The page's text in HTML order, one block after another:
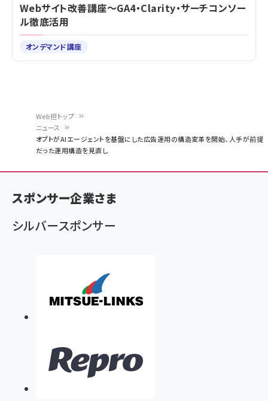
く
ず
Web担トップ
ニュース
オプトがAIエージェントを基盤にした広告運用の構造変革を開始、人手が前提
だった運用構造を見直し
Webサイト改善講座～GA4・Clarity・サーチコンソー
ル徹底活用
オンデマンド講座
スポンサー企業さま
シルバースポンサー